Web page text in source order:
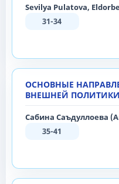
Sevilya Pulatova,
31-34
ОСНОВНЫЕ
ВНЕШНЕЙ
Сабина Саъдуллоева
35-41